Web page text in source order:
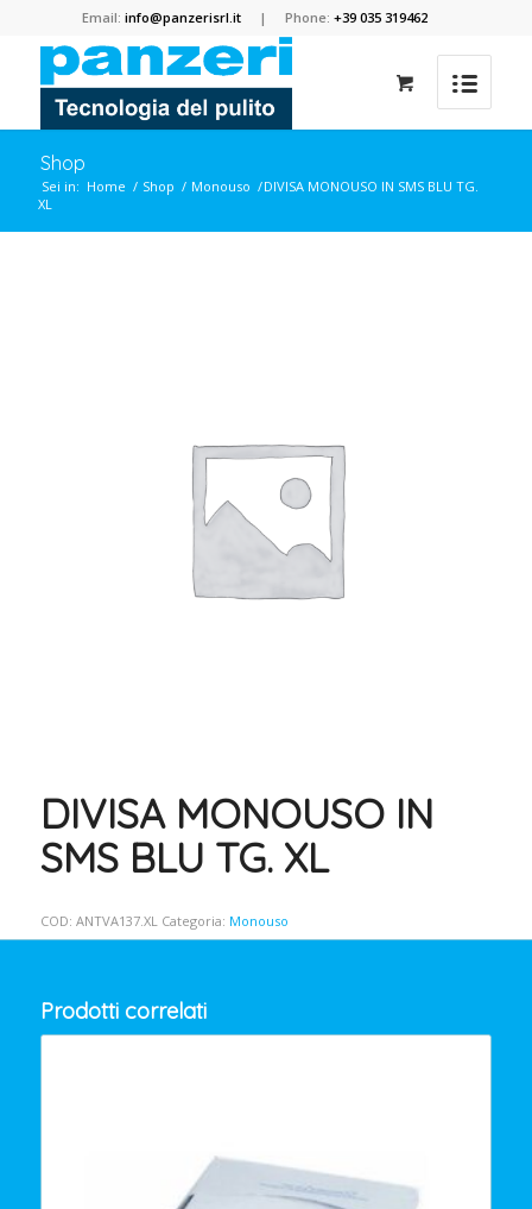
Email:info@panzerisrl.it | Phone:+39 035 319462
Shop
Sei in: Home / Shop / Monouso /DIVISA MONOUSO IN SMS BLU TG.
XL
DIVISA MONOUSO IN
SMS BLU TG. XL
COD: ANTVA137.XL Categoria: Monouso
Prodotti correlati